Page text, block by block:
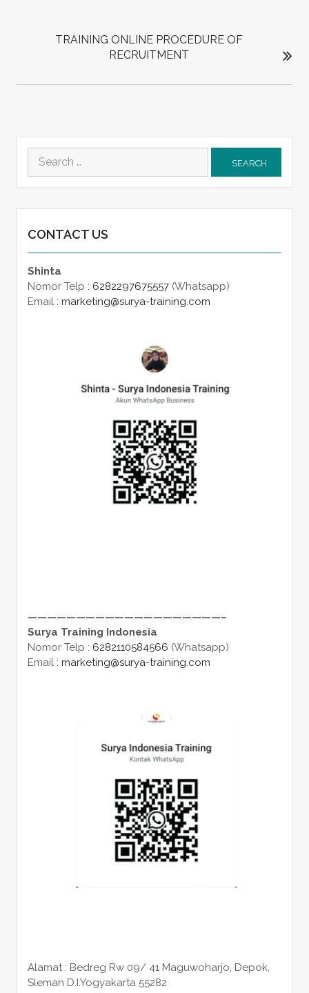
TRAINING ONLINE PROCEDURE OF
RECRUITMENT
Search
for:
CONTACT US
Shinta
Nomor Telp : 6282297675557(Whatsapp)
Email : marketing@surya-training.com
————————————————————–
Surya Training Indonesia
Nomor Telp : 6282110584566 (Whatsapp)
Email : marketing@surya-training.com
Alamat : Bedreg Rw 09/ 41 Maguwoharjo, Depok,
Sleman D.I.Yogyakarta 55282